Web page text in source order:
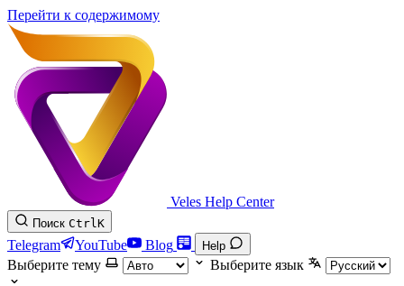
Перейти к содержимому
Veles Help Center
Поиск CtrlK
Telegram YouTube Blog Help
Выберите тему Выберите язык